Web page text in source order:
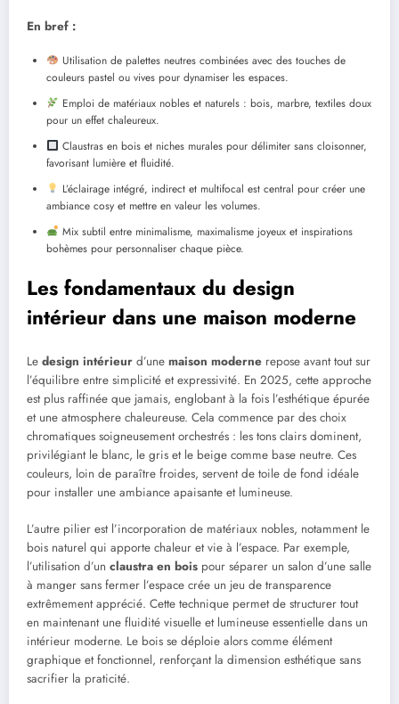
En bref :
Utilisation de palettes neutres combinées avec des touches de
couleurs pastel ou vives pour dynamiser les espaces.
Emploi de matériaux nobles et naturels : bois, marbre, textiles doux
pour un effet chaleureux.
Claustras en bois et niches murales pour délimiter sans cloisonner,
favorisant lumière et fluidité.
L’éclairage intégré, indirect et multifocal est central pour créer une
ambiance cosy et mettre en valeur les volumes.
Mix subtil entre minimalisme, maximalisme joyeux et inspirations
bohèmes pour personnaliser chaque pièce.
Les fondamentaux du design
intérieur dans une maison moderne
Le design intérieur d’une maison moderne repose avant tout sur
l’équilibre entre simplicité et expressivité. En 2025, cette approche
est plus raffinée que jamais, englobant à la fois l’esthétique épurée
et une atmosphere chaleureuse. Cela commence par des choix
chromatiques soigneusement orchestrés : les tons clairs dominent,
privilégiant le blanc, le gris et le beige comme base neutre. Ces
couleurs, loin de paraître froides, servent de toile de fond idéale
pour installer une ambiance apaisante et lumineuse.
L’autre pilier est l’incorporation de matériaux nobles, notamment le
bois naturel qui apporte chaleur et vie à l’espace. Par exemple,
l’utilisation d’un claustra en bois pour séparer un salon d’une salle
à manger sans fermer l’espace crée un jeu de transparence
extrêmement apprécié. Cette technique permet de structurer tout
en maintenant une fluidité visuelle et lumineuse essentielle dans un
intérieur moderne. Le bois se déploie alors comme élément
graphique et fonctionnel, renforçant la dimension esthétique sans
sacrifier la praticité.